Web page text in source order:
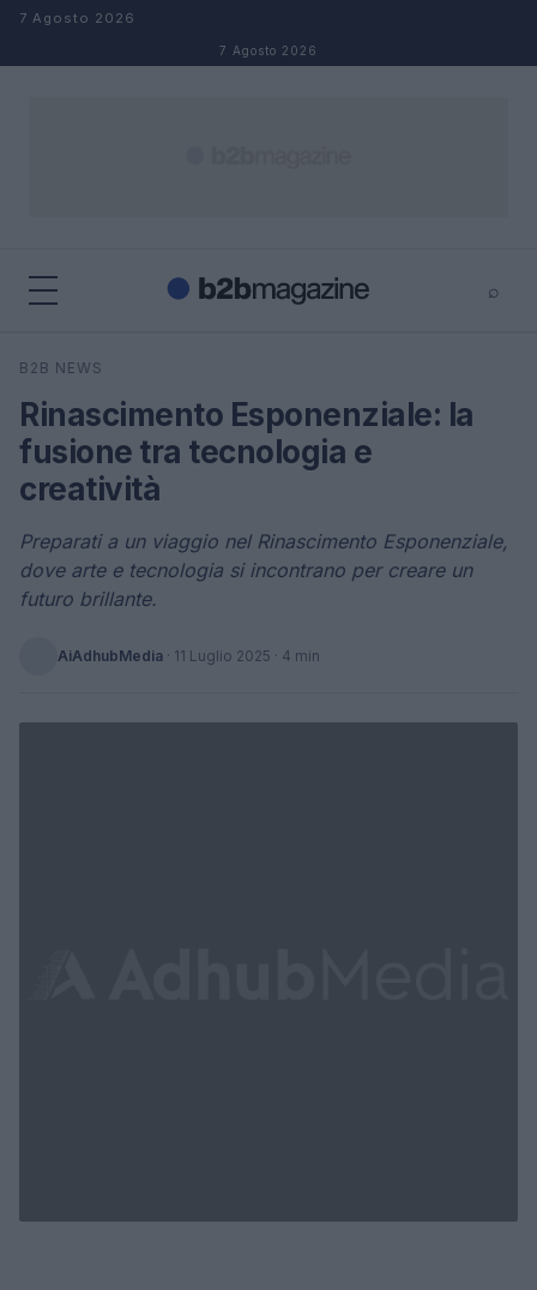
Salta al contenuto
7 Agosto 2026
7 Agosto 2026
⌕
Cerca
B2B NEWS
Rinascimento Esponenziale: la
fusione tra tecnologia e
creatività
Preparati a un viaggio nel Rinascimento Esponenziale,
dove arte e tecnologia si incontrano per creare un
futuro brillante.
AiAdhubMedia · 11 Luglio 2025 · 4 min